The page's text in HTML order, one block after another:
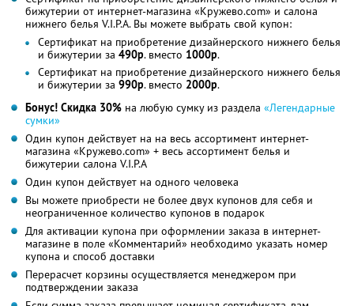
бижутерии от интернет-магазина «Кружево.com» и салона
нижнего белья V.I.P.A. Вы можете выбрать свой купон:
Сертификат на приобретение дизайнерского нижнего белья
и бижутерии за 490р. вместо 1000р.
Сертификат на приобретение дизайнерского нижнего белья
и бижутерии за 990р. вместо 2000р.
Бонус! Скидка 30% на любую сумку из раздела «Легендарные
сумки»
Один купон действует на на весь ассортимент интернет-
магазина «Кружево.com» + весь ассортимент белья и
бижутерии салона V.I.P.A
Один купон действует на одного человека
Вы можете приобрести не более двух купонов для себя и
неограниченное количество купонов в подарок
Для активации купона при оформлении заказа в интернет-
магазине в поле «Комментарий» необходимо указать номер
купона и способ доставки
Перерасчет корзины осуществляется менеджером при
подтверждении заказа